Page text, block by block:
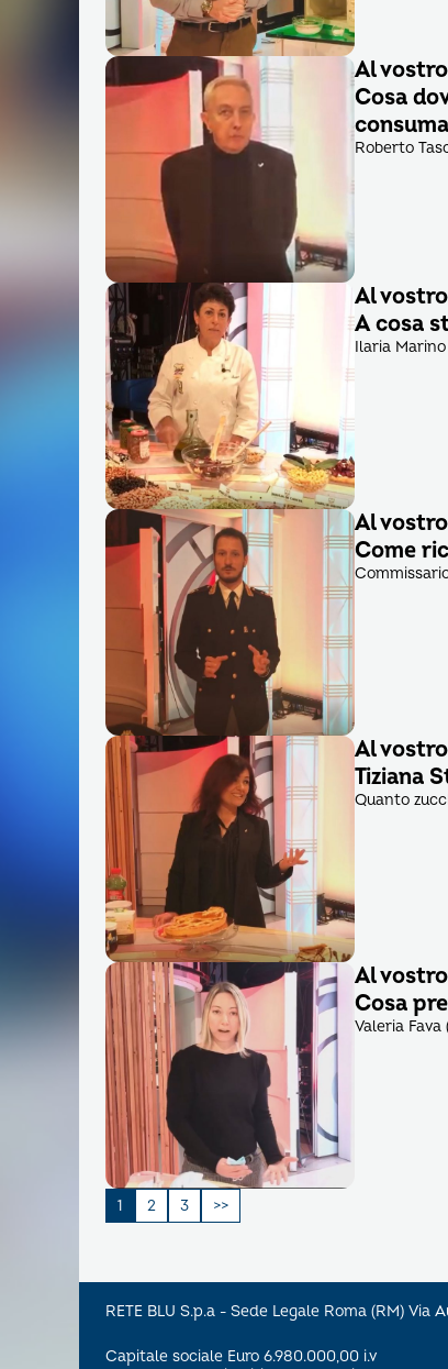
Al
Cosa
Roberto
Al
A cosa
Ilaria
Al
Come
Al
Tiziana
Quanto
Al
Cosa
Valeria
Paginazione
articoli
1 2 3
RETE BLU S.p.a - Sede Legale Roma (RM) Via
Capitale sociale Euro 6.980.000,00 i.v